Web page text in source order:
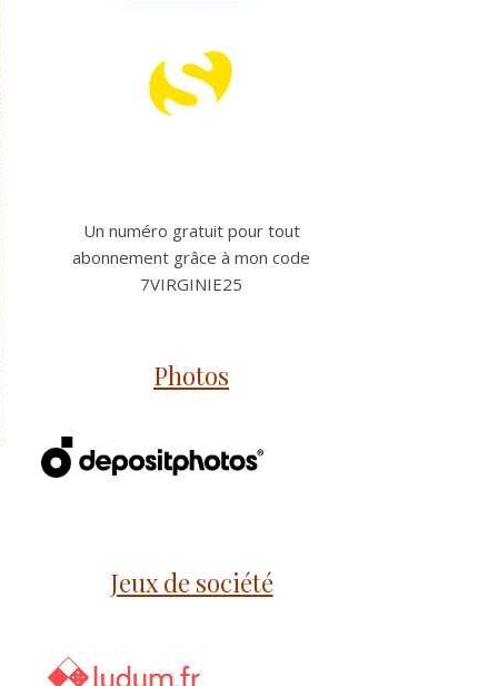
Un numéro gratuit pour tout
abonnement grâce à mon code
7VIRGINIE25
Photos
Jeux de société